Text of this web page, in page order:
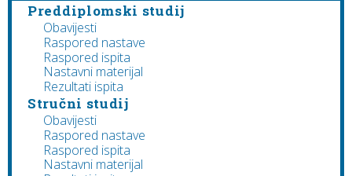
Preddiplomski studij
Obavijesti
Raspored nastave
Raspored ispita
Nastavni materijal
Rezultati ispita
Stručni studij
Obavijesti
Raspored nastave
Raspored ispita
Nastavni materijal